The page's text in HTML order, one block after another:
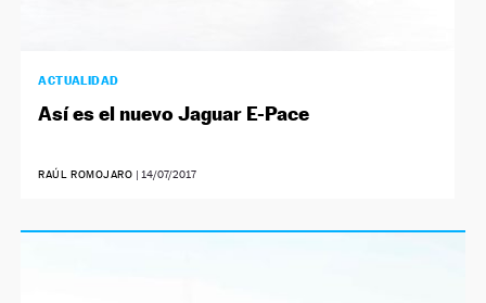
ACTUALIDAD
Así es el nuevo Jaguar E-Pace
RAÚL ROMOJARO | 14/07/2017